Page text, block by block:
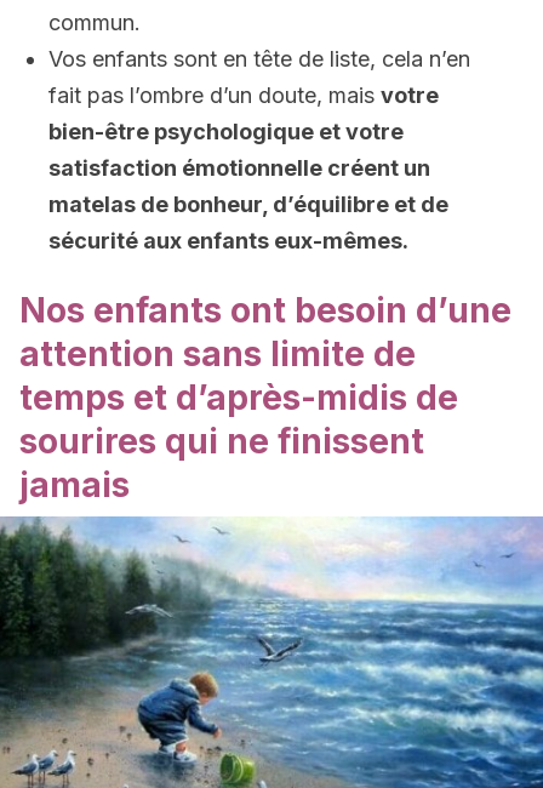
commun.
Vos enfants sont en tête de liste, cela n’en
fait pas l’ombre d’un doute, mais votre
bien-être psychologique et votre
satisfaction émotionnelle créent un
matelas de bonheur, d’équilibre et de
sécurité aux enfants eux-mêmes.
Nos enfants ont besoin d’une
attention sans limite de
temps et d’après-midis de
sourires qui ne finissent
jamais